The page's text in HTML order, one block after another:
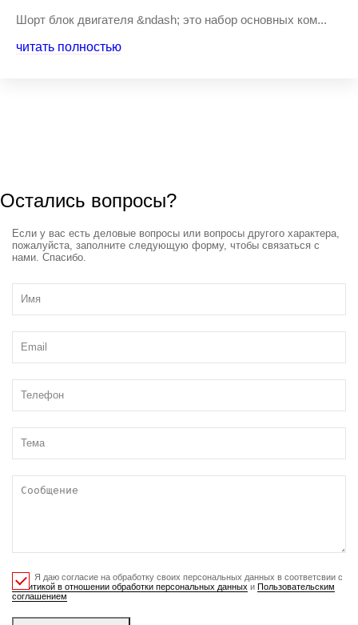
Шорт блок двигателя &ndash; это набор основных ком...
читать полностью
Остались вопросы?
Если у вас есть деловые вопросы или вопросы другого характера,
пожалуйста, заполните следующую форму, чтобы связаться с
нами. Спасибо.
Я даю согласие на обработку своих персональных данных в соответсвии с
Политикой в отношении обработки персональных данных и Пользовательским
соглашением